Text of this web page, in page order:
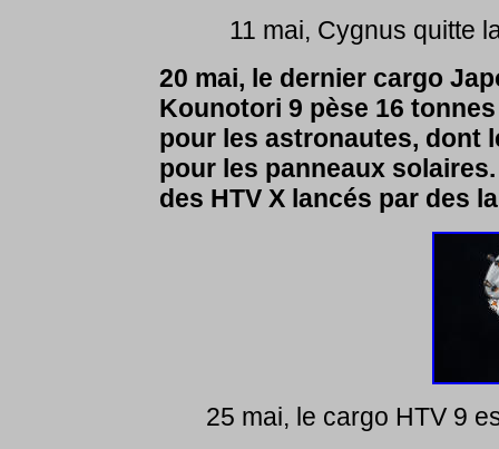
11 mai, Cygnus quitte
20 mai, le dernier cargo
Kounotori 9 pèse 16
pour les astronautes, dont
pour les panneaux
des HTV X lancés par des
25 mai, le cargo HTV 9